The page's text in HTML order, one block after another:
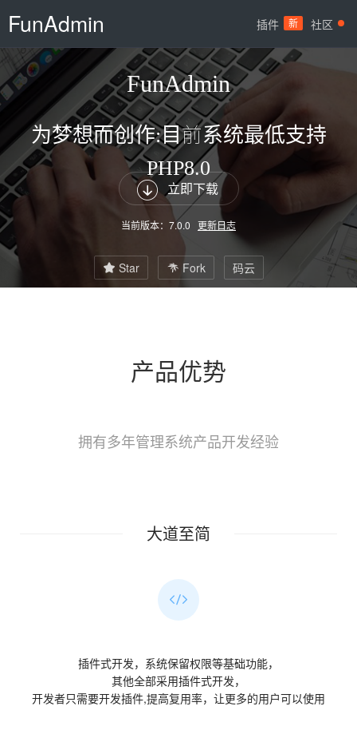
FunAdmin 插件 新 社区
FunAdmin
为梦想而创作:目前系统最低支持
PHP8.0
 立即下载
当前版本： 7.0.0 更新日志
 Star  Fork 码云
产品优势
拥有多年管理系统产品开发经验
大道至简
插件式开发，系统保留权限等基础功能，
其他全部采用插件式开发，
开发者只需要开发插件,提高复用率，让更多的用户可以使用